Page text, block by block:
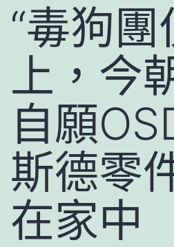
“毒狗團
上，今
自願
斯德零
在家中